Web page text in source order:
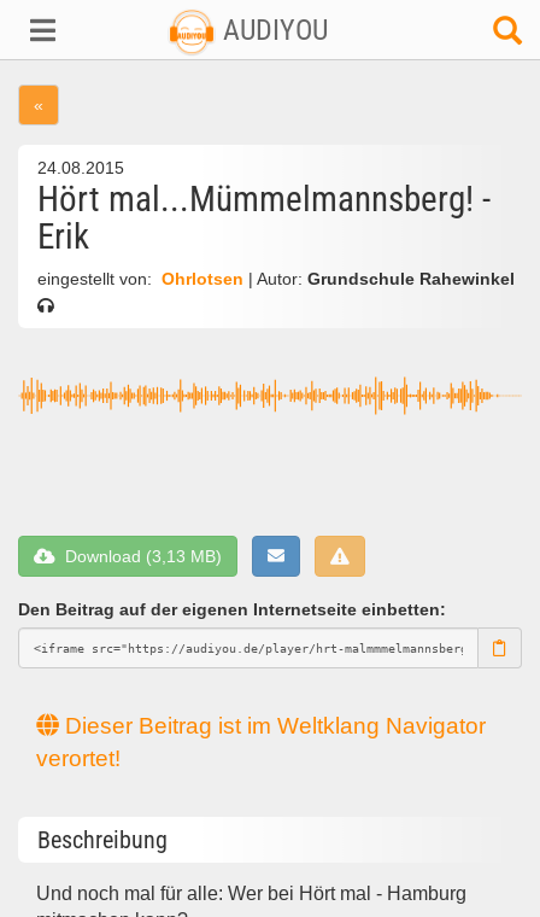
AUDIYOU
«
24.08.2015
Hört mal...Mümmelmannsberg! -
Erik
eingestellt von: Ohrlotsen | Autor: Grundschule Rahewinkel
Download (3,13 MB)
Den Beitrag auf der eigenen Internetseite einbetten:
Dieser Beitrag ist im Weltklang Navigator
verortet!
Beschreibung
Und noch mal für alle: Wer bei Hört mal - Hamburg